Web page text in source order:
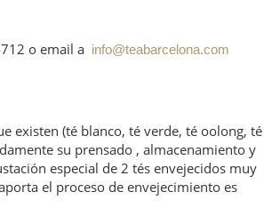
o email a info@teabarcelona.com
existen (té blanco, té verde, té oolong, té
su prensado , almacenamiento y
especial de 2 tés envejecidos muy
el proceso de envejecimiento es